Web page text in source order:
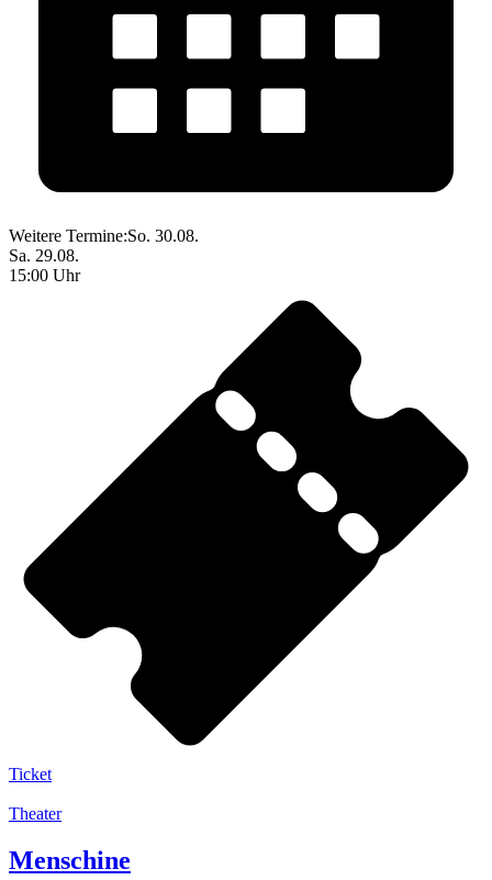
Weitere Termine:So. 30.08.
Sa. 29.08.
15:00 Uhr
Ticket
Theater
Menschine